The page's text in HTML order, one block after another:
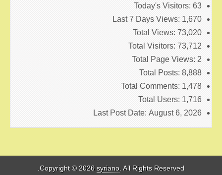
Today's Visitors: 63
Last 7 Days Views: 1,670
Total Views: 73,020
Total Visitors: 73,712
Total Page Views: 2
Total Posts: 8,888
Total Comments: 1,478
Total Users: 1,716
Last Post Date: August 6, 2026
Copyright © 2026 syriano . All Rights Reserved.